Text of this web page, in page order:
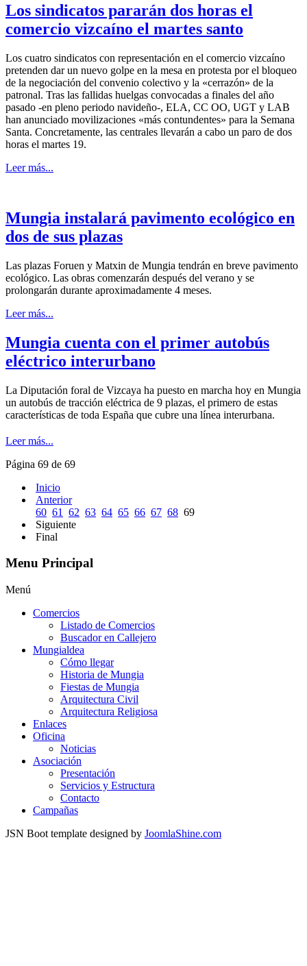
Los sindicatos pararán dos horas el
comercio vizcaíno el martes santo
Los cuatro sindicatos con representación en el comercio vizcaíno
pretenden dar un nuevo golpe en la mesa en protesta por el bloqueo
de la negociación del convenio colectivo y la «cerrazón» de la
patronal. Tras las fallidas huelgas convocadas a finales del año
pasado -en pleno periodo navideño-, ELA, CC OO, UGT y LAB
han anunciado movilizaciones «más contundentes» para la Semana
Santa. Concretamente, las centrales llevarán a cabo un paro de dos
horas el martes 19.
Leer más...
Mungia instalará pavimento ecológico en
dos de sus plazas
Las plazas Foruen y Matxin de Mungia tendrán en breve pavimento
ecológico. Las obras comenzarán después del verano y se
prolongarán durante aproximadamente 4 meses.
Leer más...
Mungia cuenta con el primer autobús
eléctrico interurbano
La Diputación foral de Vizcaya ha puesto en marcha hoy en Mungia
un autobús de tracción eléctrica de 9 plazas, el primero de estas
características de toda España que cubre una línea interurbana.
Leer más...
Página 69 de 69
Inicio
Anterior
60 61 62 63 64 65 66 67 68 69
Siguiente
Final
Menu Principal
Menú
Comercios
Listado de Comercios
Buscador en Callejero
Mungialdea
Cómo llegar
Historia de Mungia
Fiestas de Mungia
Arquitectura Civil
Arquitectura Religiosa
Enlaces
Oficina
Noticias
Asociación
Presentación
Servicios y Estructura
Contacto
Campañas
JSN Boot template designed by JoomlaShine.com